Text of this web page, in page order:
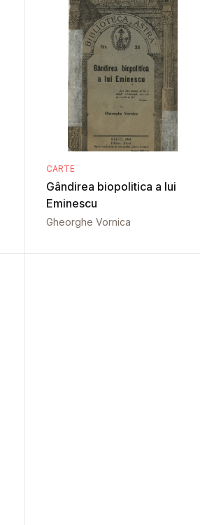
CARTE
Gândirea biopolitica a lui
Eminescu
Gheorghe Vornica